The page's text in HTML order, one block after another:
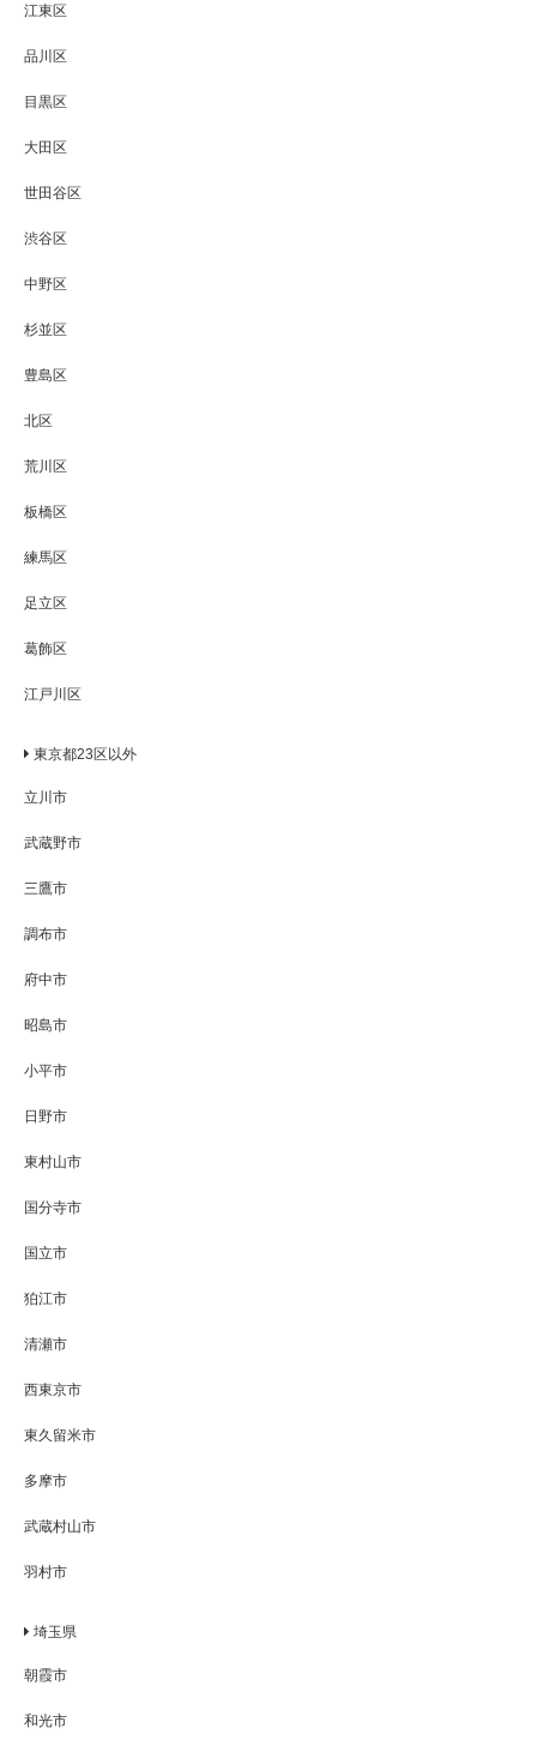
江東区
品川区
目黒区
大田区
世田谷区
渋谷区
中野区
杉並区
豊島区
北区
荒川区
板橋区
練馬区
足立区
葛飾区
江戸川区
東京都23区以外
立川市
武蔵野市
三鷹市
調布市
府中市
昭島市
小平市
日野市
東村山市
国分寺市
国立市
狛江市
清瀬市
西東京市
東久留米市
多摩市
武蔵村山市
羽村市
埼玉県
朝霞市
和光市